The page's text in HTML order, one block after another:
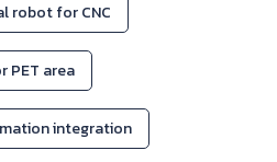
robot for CNC
PET area
integration